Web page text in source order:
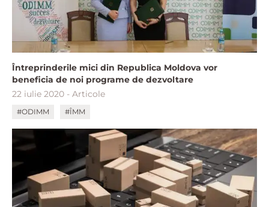
Întreprinderile mici din Republica Moldova vor
beneficia de noi programe de dezvoltare
22 iulie 2020 - Articole
#ODIMM #ÎMM